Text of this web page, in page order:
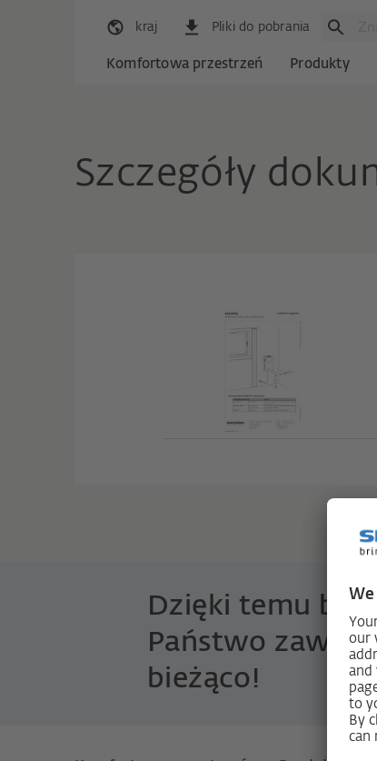
kraj Pliki do pobrania
Komfortowa przestrzeń Produkty
Szczegóły
Dzięki temu
Państwo
bieżąco!